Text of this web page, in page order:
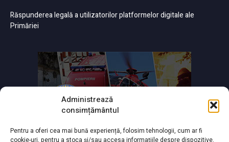
Administrează
consimțământul
Pentru a oferi cea mai bună experiență, folosim tehnologii, cum ar fi
cookie-uri, pentru a stoca și/sau accesa informațiile despre dispozitive.
Răspunderea legală a utilizatorilor platformelor digitale ale
Primăriei